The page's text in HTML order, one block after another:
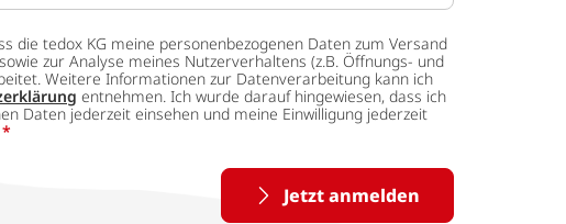
die tedox KG meine personenbezogenen Daten zum Versand
zur Analyse meines Nutzerverhaltens (z.B. Öffnungs- und
Weitere Informationen zur Datenverarbeitung kann ich
entnehmen. Ich wurde darauf hingewiesen, dass ich
Daten jederzeit einsehen und meine Einwilligung jederzeit
*
Jetzt anmelden